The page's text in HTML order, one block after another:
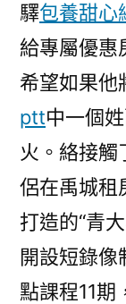
驛包養甜心
給專屬優惠
希望如果他
ptt中一個
火。絡接觸
侶在禹城租
打造的“青
開設短錄像
點課程11期